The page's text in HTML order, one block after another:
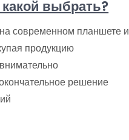
выбрать?
современном планшете и
продукцию
решение